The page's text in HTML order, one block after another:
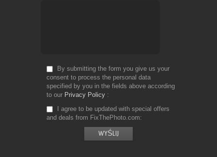
By submitting the form you give us your
consent to process the personal data
specified by you in the fields above according
to our Privacy Policy
I agree to be updated with special offers
and deals from FixThePhoto.com